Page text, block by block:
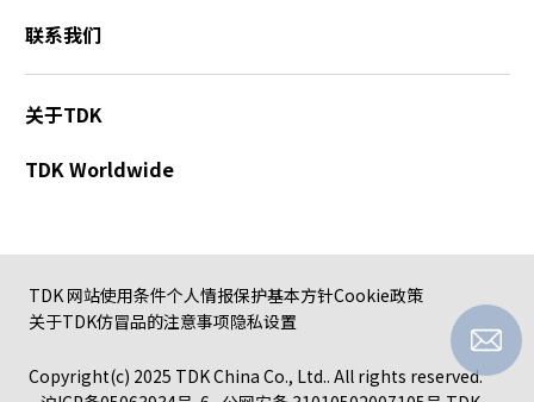
联系我们
关于TDK
TDK Worldwide
TDK 网站使用条件个人情报保护基本方针Cookie政策
关于TDK仿冒品的注意事项隐私设置
Copyright(c) 2025 TDK China Co., Ltd.. All rights reserved.